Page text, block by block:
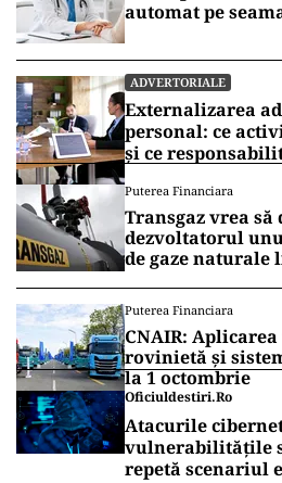
automat pe
ADVERTORIALE
Externalizarea
personal: ce
și ce
Puterea Financiara
Transgaz vrea
dezvoltatorul
de gaze naturale
Puterea Financiara
CNAIR:
rovinietă și
la 1 octombrie
Oficiuldestiri.ro
Atacurile
vulnerabilitățile
repetă scenariul